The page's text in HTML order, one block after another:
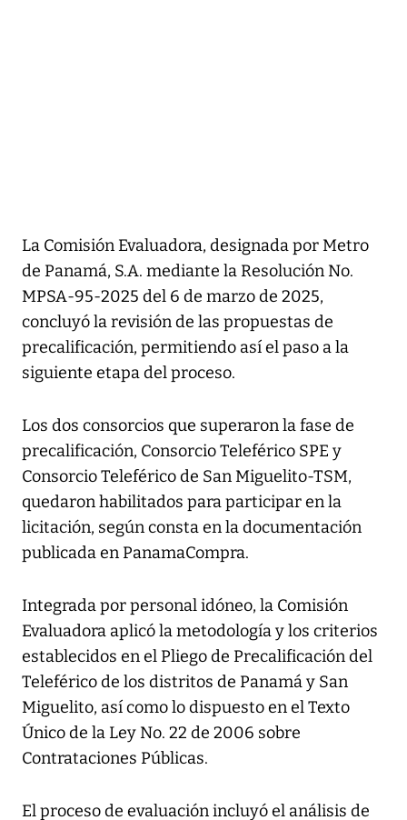
La Comisión Evaluadora, designada por Metro
de Panamá, S.A. mediante la Resolución No.
MPSA-95-2025 del 6 de marzo de 2025,
concluyó la revisión de las propuestas de
precalificación, permitiendo así el paso a la
siguiente etapa del proceso.
Los dos consorcios que superaron la fase de
precalificación, Consorcio Teleférico SPE y
Consorcio Teleférico de San Miguelito-TSM,
quedaron habilitados para participar en la
licitación, según consta en la documentación
publicada en PanamaCompra.
Integrada por personal idóneo, la Comisión
Evaluadora aplicó la metodología y los criterios
establecidos en el Pliego de Precalificación del
Teleférico de los distritos de Panamá y San
Miguelito, así como lo dispuesto en el Texto
Único de la Ley No. 22 de 2006 sobre
Contrataciones Públicas.
El proceso de evaluación incluyó el análisis de